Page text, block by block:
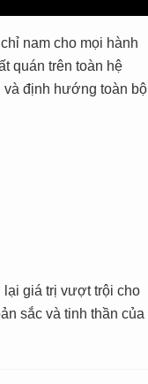
nam cho mọi hành
quán trên toàn hệ
và định hướng toàn bộ
lại giá trị vượt trội cho
sắc và tinh thần của